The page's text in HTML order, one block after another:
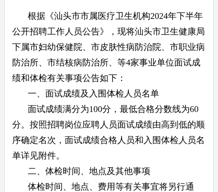
根据《汕头市市属医疗卫生机构2024年下半年
公开招聘工作人员公告》，现将汕头市卫生健康局
下属市妇幼保健院、市皮肤性病防治院、市职业病
防治所、市结核病防治所、等4家事业单位面试成
绩和体检有关事项公告如下：
一、面试成绩及入围体检人员名单
面试成绩满分为100分，最低合格分数线为60
分。按照招聘岗位应聘人员面试成绩由高到低的顺
序确定名次，面试成绩合格人员和入围体检人员名
单详见附件。
二、体检时间、地点及其他事项
体检时间、地点、费用等有关事宜将另行通